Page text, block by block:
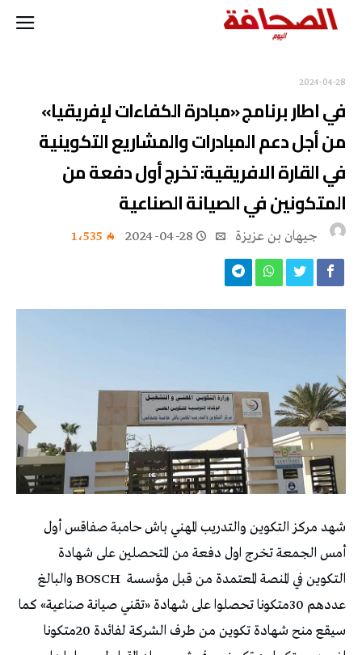
2024-04-28
في اطار برنامج «مبادرة الكفاءات لإفريقيا»
من أجل دعم المبادرات والمشاريع التكوينية
في القارة الافريقية: تخرج أول دفعة من
المتكونين في الصيانة الصناعية
جيهان بن عزيزة 2024-04-28 1٬535
شهد مركز التكوين والتدريب المهني باش حامبة صفاقس أول
أمس الجمعة تخرج اول دفعة من المتحصلين على شهادة
التكوين في المنصة المعتمدة من قبل مؤسسة
BOSCH والبالغ
عددهم 30متكونا تحصلوا على شهادة «تقني صيانة صناعية» كما
سيقع منح شهادة تكوين من طرف الشركة لفائدة 20متكونا